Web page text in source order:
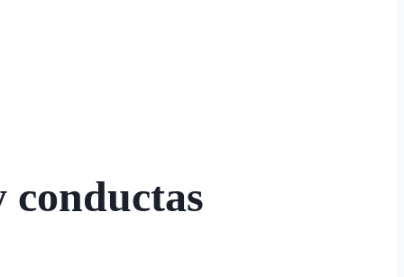
conductas